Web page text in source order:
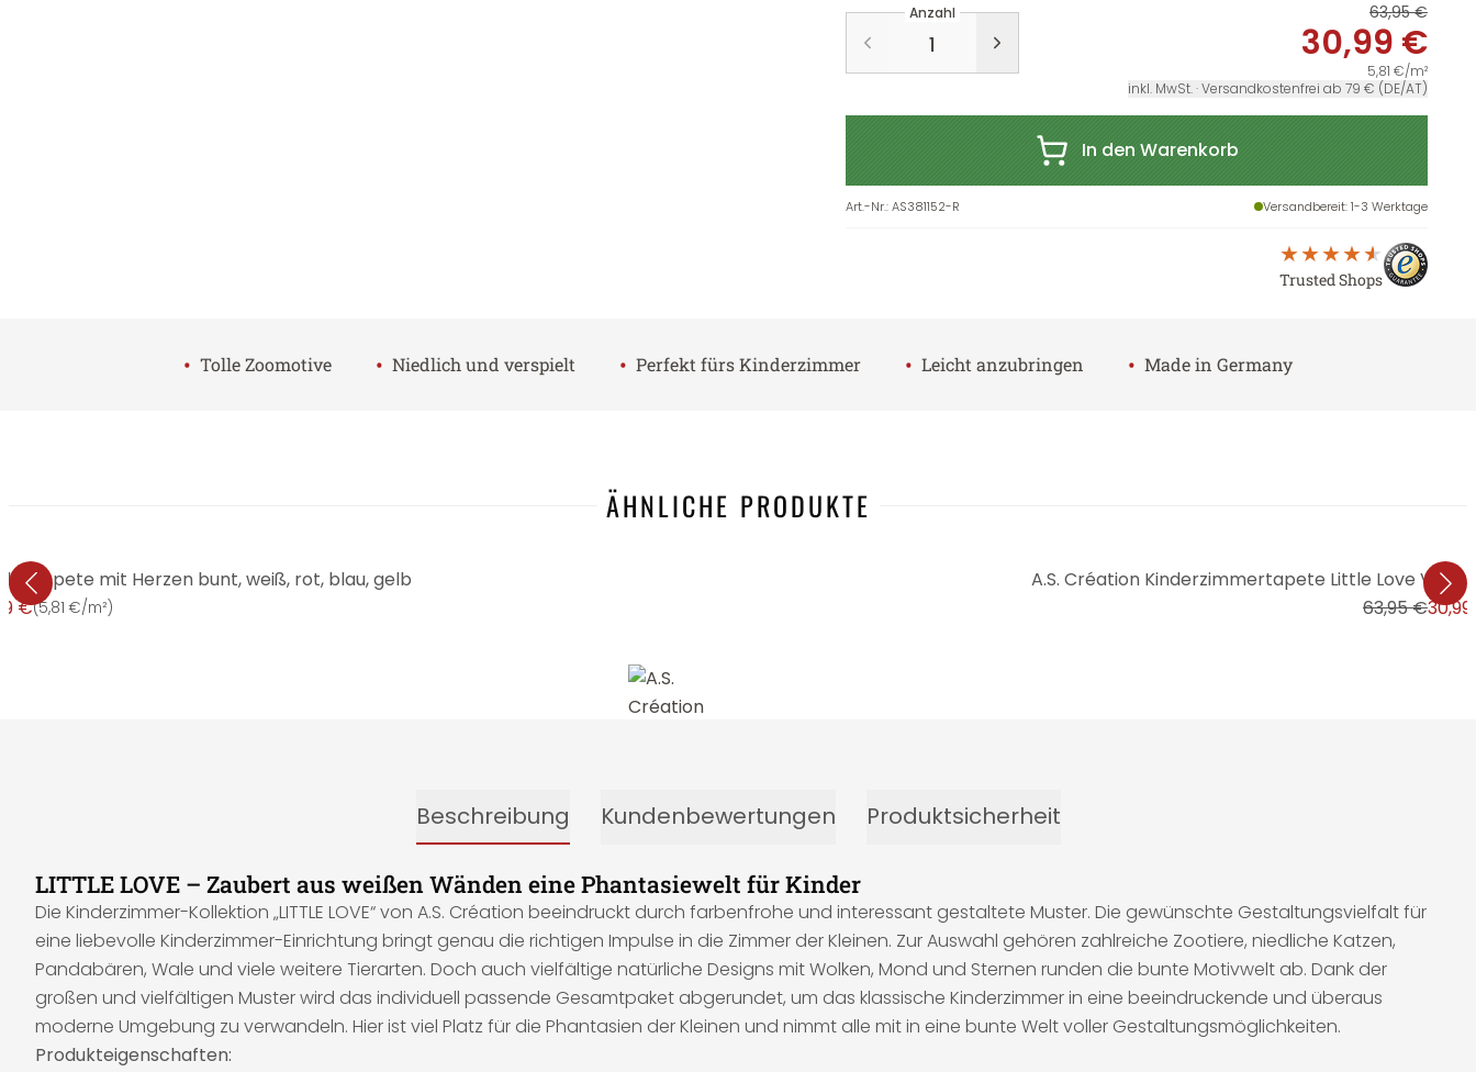
Anzahl 63,95 €
30,99 €
5,81 €/m²
inkl. MwSt. · Versandkostenfrei ab 79 € (DE/AT)
In den Warenkorb
Art.-Nr.:AS381152-R Versandbereit: 1-3 Werktage
Trusted Shops
• Tolle Zoomotive • Niedlich und verspielt • Perfekt fürs Kinderzimmer • Leicht anzubringen • Made in Germany
ÄHNLICHE PRODUKTE
mit Herzen bunt, weiß, rot, blau, gelb
€(5,81 €/m²)
A.S. Création Kinderzimmertapete Little Love
63,95 €
Beschreibung Kundenbewertungen Produktsicherheit
LITTLE LOVE – Zaubert aus weißen Wänden eine Phantasiewelt für Kinder
Die Kinderzimmer-Kollektion „LITTLE LOVE“ von A.S. Création beeindruckt durch farbenfrohe und interessant gestaltete Muster. Die gewünschte Gestaltungsvielfalt für
eine liebevolle Kinderzimmer-Einrichtung bringt genau die richtigen Impulse in die Zimmer der Kleinen. Zur Auswahl gehören zahlreiche Zootiere, niedliche Katzen,
Pandabären, Wale und viele weitere Tierarten. Doch auch vielfältige natürliche Designs mit Wolken, Mond und Sternen runden die bunte Motivwelt ab. Dank der
großen und vielfältigen Muster wird das individuell passende Gesamtpaket abgerundet, um das klassische Kinderzimmer in eine beeindruckende und überaus
moderne Umgebung zu verwandeln. Hier ist viel Platz für die Phantasien der Kleinen und nimmt alle mit in eine bunte Welt voller Gestaltungsmöglichkeiten.
Produkteigenschaften: